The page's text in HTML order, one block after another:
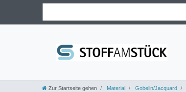
Zur Startseite gehen Material Gobelin/Jacquard